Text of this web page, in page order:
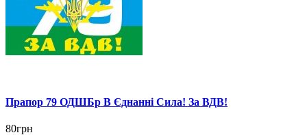
Прапор 79 ОДШБр В Єднанні Сила! За ВДВ!
80грн